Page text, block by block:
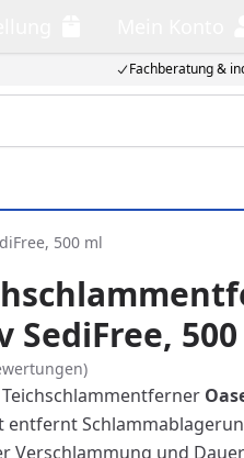
Fachberatung &
500 ml
SediFree,
entfernt
Verschlammung und